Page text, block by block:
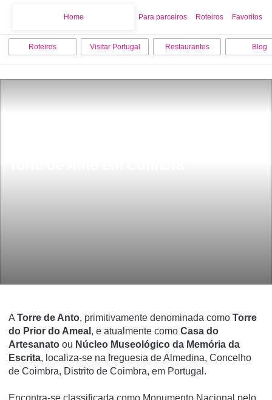
Home Para parceiros Roteiros Favoritos
Roteiros Visitar Portugal Restaurantes Blog
A Torre de Anto, primitivamente denominada como Torre
do Prior do Ameal , e atualmente como Casa do
Artesanato ou Núcleo Museológico da Memória da
Escrita, localiza-se na freguesia de Almedina, Concelho
de Coimbra, Distrito de Coimbra, em Portugal.
Encontra-se classificada como Monumento Nacional pelo